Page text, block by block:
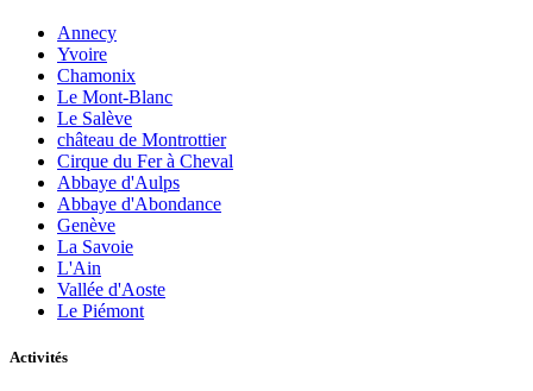
Annecy
Yvoire
Chamonix
Le Mont-Blanc
Le Salève
château de Montrottier
Cirque du Fer à Cheval
Abbaye d'Aulps
Abbaye d'Abondance
Genève
La Savoie
L'Ain
Vallée d'Aoste
Le Piémont
Activités